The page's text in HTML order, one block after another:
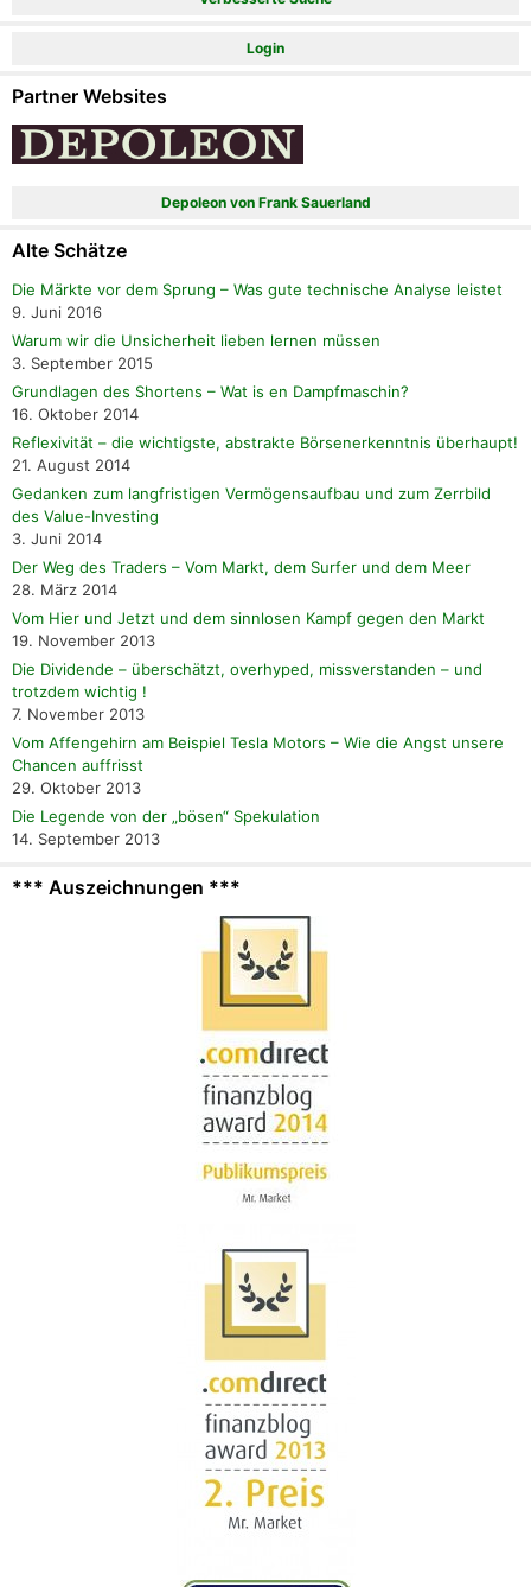
Login
Partner Websites
Depoleon von Frank Sauerland
Alte Schätze
Die Märkte vor dem Sprung – Was gute technische Analyse leistet
9. Juni 2016
Warum wir die Unsicherheit lieben lernen müssen
3. September 2015
Grundlagen des Shortens – Wat is en Dampfmaschin?
16. Oktober 2014
Reflexivität – die wichtigste, abstrakte Börsenerkenntnis überhaupt!
21. August 2014
Gedanken zum langfristigen Vermögensaufbau und zum Zerrbild
des Value-Investing
3. Juni 2014
Der Weg des Traders – Vom Markt, dem Surfer und dem Meer
28. März 2014
Vom Hier und Jetzt und dem sinnlosen Kampf gegen den Markt
19. November 2013
Die Dividende – überschätzt, overhyped, missverstanden – und
trotzdem wichtig !
7. November 2013
Vom Affengehirn am Beispiel Tesla Motors – Wie die Angst unsere
Chancen auffrisst
29. Oktober 2013
Die Legende von der „bösen“ Spekulation
14. September 2013
*** Auszeichnungen ***